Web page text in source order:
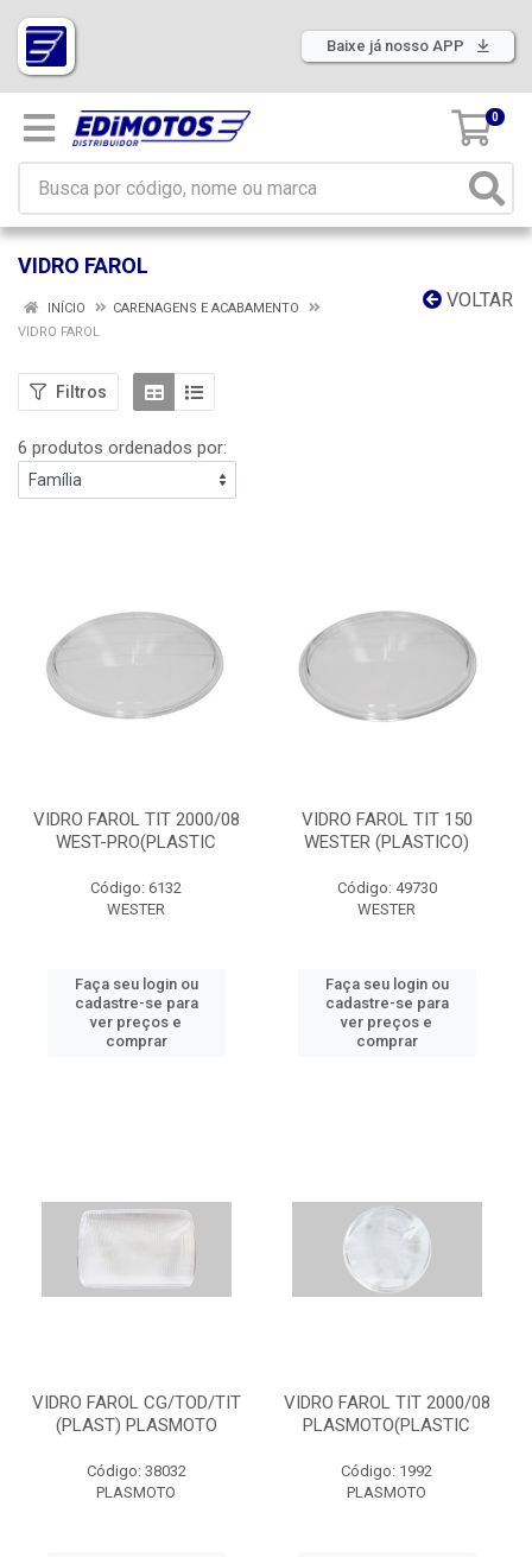
Baixe já nosso APP
0
VIDRO FAROL
VOLTAR
INÍCIO
CARENAGENS E ACABAMENTO
VIDRO FAROL
Filtros
6 produtos ordenados por:
VIDRO FAROL TIT 2000/08
WEST-PRO(PLASTIC
Código: 6132
WESTER
Faça seu login ou
cadastre-se para
ver preços e
comprar
VIDRO FAROL TIT 150
WESTER (PLASTICO)
Código: 49730
WESTER
Faça seu login ou
cadastre-se para
ver preços e
comprar
VIDRO FAROL CG/TOD/TIT
(PLAST) PLASMOTO
Código: 38032
PLASMOTO
VIDRO FAROL TIT 2000/08
PLASMOTO(PLASTIC
Código: 1992
PLASMOTO